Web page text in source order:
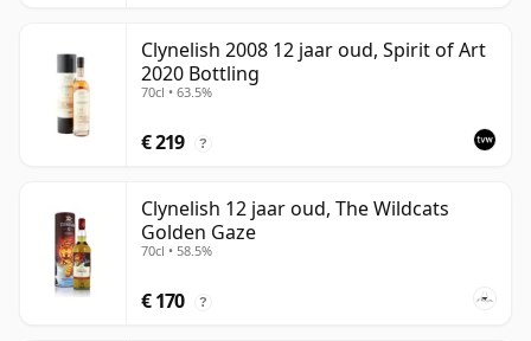
Clynelish 2008 12 jaar oud, Spirit of Art
2020 Bottling
70cl • 63.5%
€ 219 ?
Clynelish 12 jaar oud, The Wildcats
Golden Gaze
70cl • 58.5%
€ 170 ?